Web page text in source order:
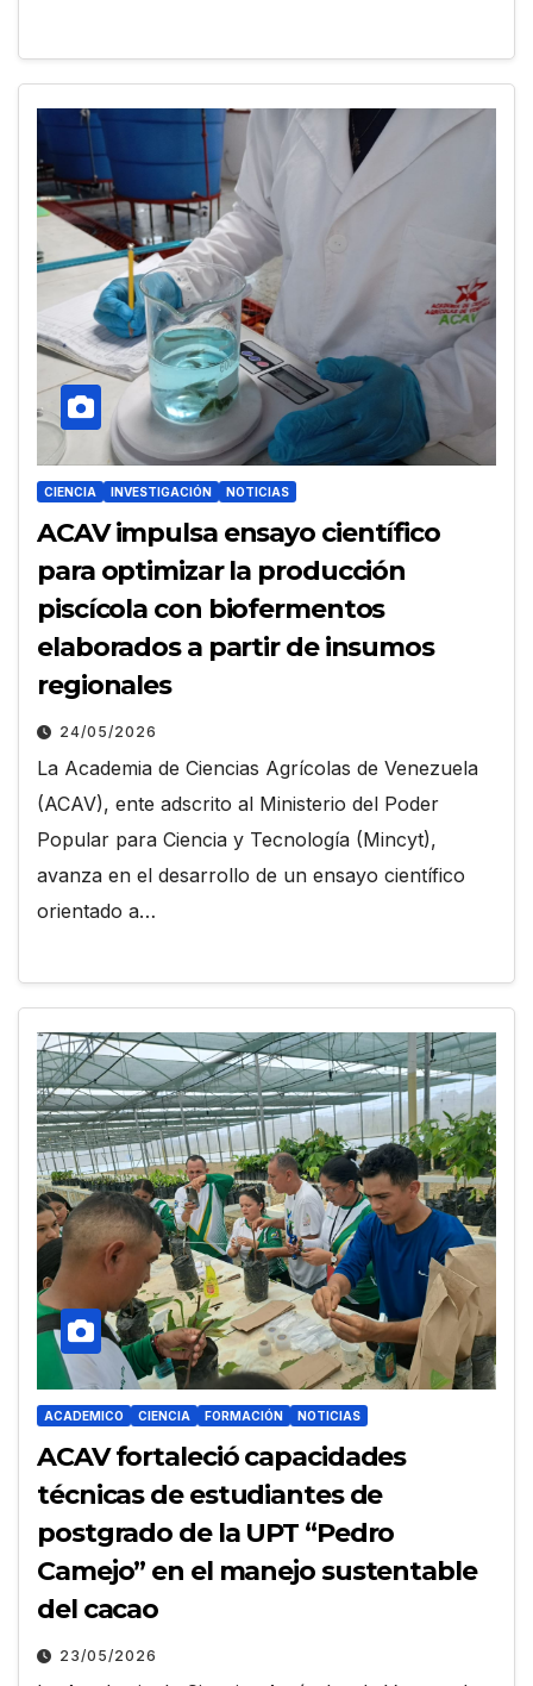
CIENCIA INVESTIGACIÓN NOTICIAS
ACAV impulsa ensayo científico
para optimizar la producción
piscícola con biofermentos
elaborados a partir de insumos
regionales
24/05/2026
La Academia de Ciencias Agrícolas de Venezuela
(ACAV), ente adscrito al Ministerio del Poder
Popular para Ciencia y Tecnología (Mincyt),
avanza en el desarrollo de un ensayo científico
orientado a…
ACADEMICO CIENCIA FORMACIÓN NOTICIAS
ACAV fortaleció capacidades
técnicas de estudiantes de
postgrado de la UPT “Pedro
Camejo” en el manejo sustentable
del cacao
23/05/2026